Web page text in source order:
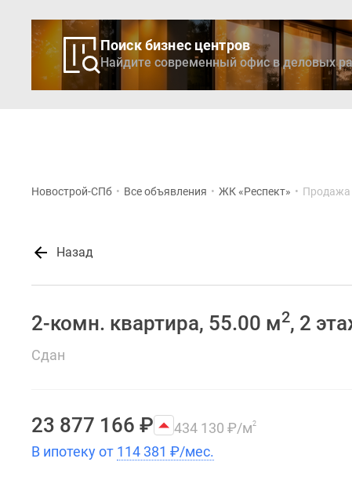
Поиск бизнес центров
Найдите современный офис в деловых
Новострой-СПб • Все объявления • ЖК «Респект» • Продажа
Назад
2-комн. квартира, 55.00 м2, 2
Сдан
23 877 166 ₽ 434 130 ₽/м2
В ипотеку от 114 381 ₽/мес.